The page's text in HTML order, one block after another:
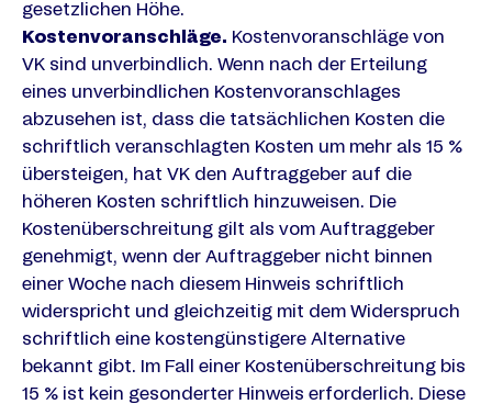
gesetzlichen Höhe.
Kostenvoranschläge. Kostenvoranschläge von
VK sind unverbindlich. Wenn nach der Erteilung
eines unverbindlichen Kostenvoranschlages
abzusehen ist, dass die tatsächlichen Kosten die
schriftlich veranschlagten Kosten um mehr als 15 %
übersteigen, hat VK den Auftraggeber auf die
höheren Kosten schriftlich hinzuweisen. Die
Kostenüberschreitung gilt als vom Auftraggeber
genehmigt, wenn der Auftraggeber nicht binnen
einer Woche nach diesem Hinweis schriftlich
widerspricht und gleichzeitig mit dem Widerspruch
schriftlich eine kostengünstigere Alternative
bekannt gibt. Im Fall einer Kostenüberschreitung bis
15 % ist kein gesonderter Hinweis erforderlich. Diese